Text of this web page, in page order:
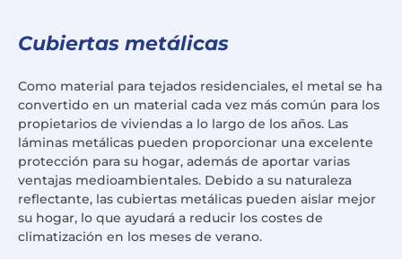
Cubiertas metálicas
Como material para tejados residenciales, el metal se ha
convertido en un material cada vez más común para los
propietarios de viviendas a lo largo de los años. Las
láminas metálicas pueden proporcionar una excelente
protección para su hogar, además de aportar varias
ventajas medioambientales. Debido a su naturaleza
reflectante, las cubiertas metálicas pueden aislar mejor
su hogar, lo que ayudará a reducir los costes de
climatización en los meses de verano.